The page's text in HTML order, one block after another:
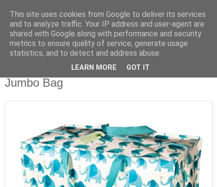
Jumbo Bag
This site uses cookies from Google to deliver its services
and to analyze traffic. Your IP address and user-agent are
shared with Google along with performance and security
metrics to ensure quality of service, generate usage
statistics, and to detect and address abuse.
LEARN MORE GOT IT